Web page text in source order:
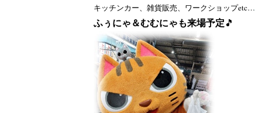
キッチンカー、雑貨販売、ワークショップetc…
ふぅにゃ＆むむにゃも来場予定🎵